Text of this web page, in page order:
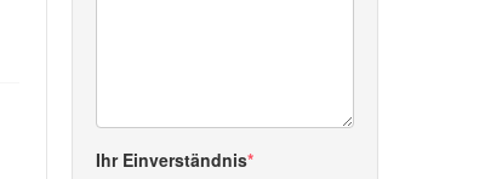
Ihr Einverständnis